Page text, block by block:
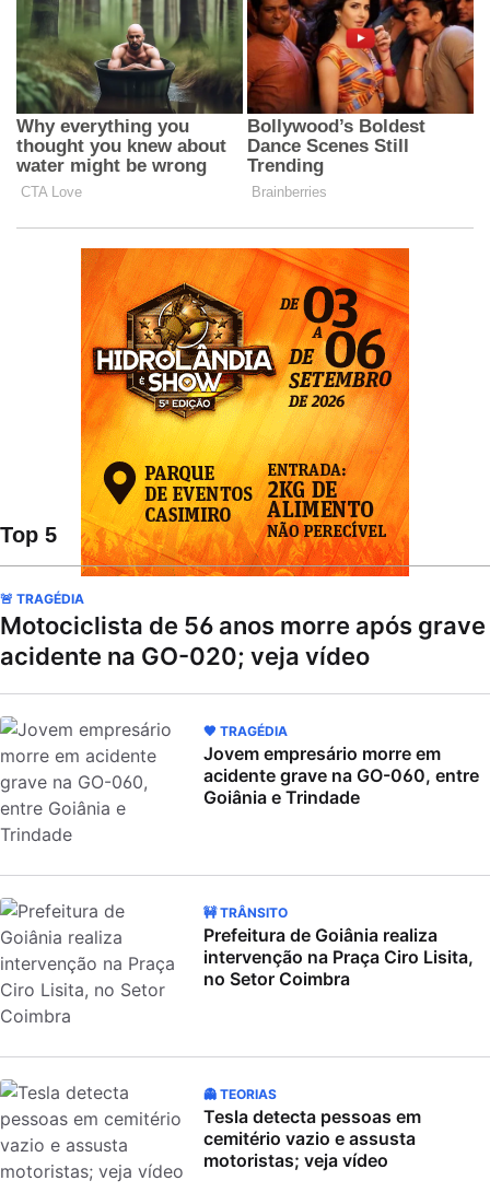
Top 5
🚨 TRAGÉDIA
Motociclista de 56 anos morre após grave
acidente na GO-020; veja vídeo
🖤 TRAGÉDIA
Jovem empresário morre em
acidente grave na GO-060, entre
Goiânia e Trindade
🚧 TRÂNSITO
Prefeitura de Goiânia realiza
intervenção na Praça Ciro Lisita,
no Setor Coimbra
👻 TEORIAS
Tesla detecta pessoas em
cemitério vazio e assusta
motoristas; veja vídeo